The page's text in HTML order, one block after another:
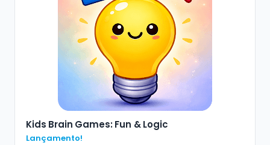
Kids Brain Games: Fun & Logic
Lançamento!